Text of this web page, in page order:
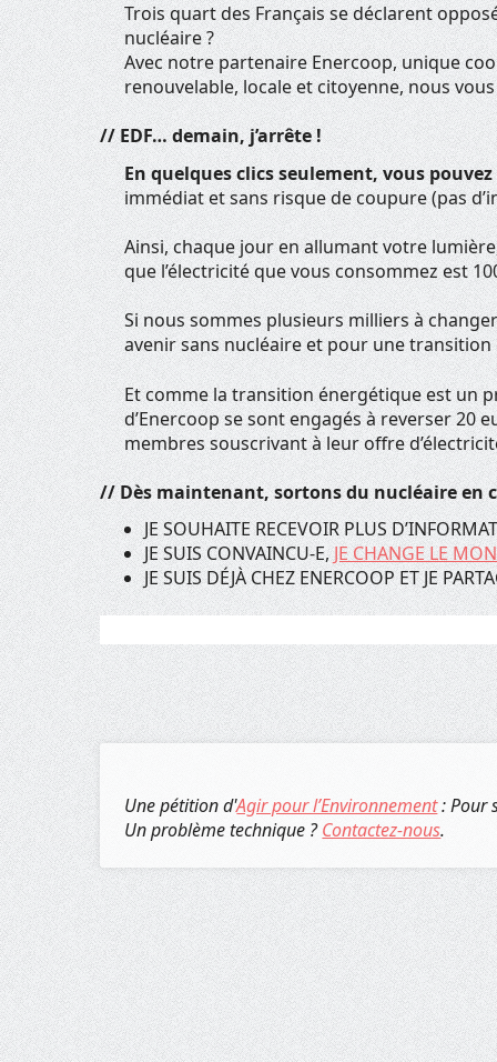
Trois quart des Français se déclarent
nucléaire ?
Avec notre partenaire Enercoop, unique
renouvelable, locale et citoyenne, nous
// EDF… demain, j’arrête !
En quelques clics seulement, vous
immédiat et sans risque de coupure (pas
Ainsi, chaque jour en allumant votre
que l’électricité que vous consommez est
Si nous sommes plusieurs milliers à
avenir sans nucléaire et pour une
Et comme la transition énergétique est un
d’Enercoop se sont engagés à reverser 20
membres souscrivant à leur offre
// Dès maintenant, sortons du nucléaire en
JE SOUHAITE RECEVOIR PLUS
JE SUIS CONVAINCU-E,JE CHANGE LE
JE SUIS DÉJÀ CHEZ ENERCOOP ET JE
Une pétition d'Agir pour l’Environnement: Pour
Un problème technique ?Contactez-nous.